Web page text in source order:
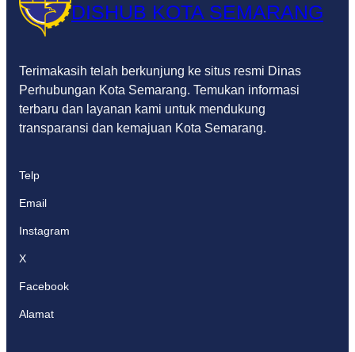
DISHUB KOTA SEMARANG
Terimakasih telah berkunjung ke situs resmi Dinas
Perhubungan Kota Semarang. Temukan informasi
terbaru dan layanan kami untuk mendukung
transparansi dan kemajuan Kota Semarang.
Telp
Email
Instagram
X
Facebook
Alamat